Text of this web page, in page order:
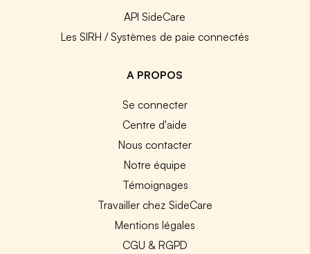
API SideCare
Les SIRH / Systèmes de paie connectés
A PROPOS
Se connecter
Centre d'aide
Nous contacter
Notre équipe
Témoignages
Travailler chez SideCare
Mentions légales
CGU & RGPD